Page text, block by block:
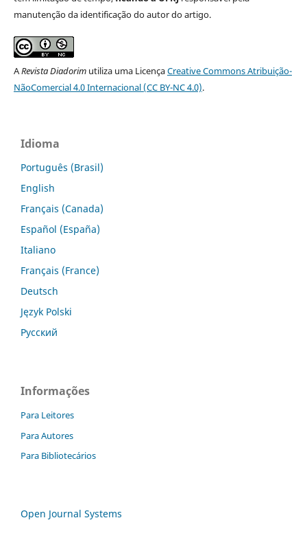
manutenção da identificação do autor do artigo.
ARevista Diadorimutiliza uma LicençaCreative Commons Atribuição-
NãoComercial 4.0 Internacional (CC BY-NC 4.0).
Idioma
Português (Brasil)
English
Français (Canada)
Español (España)
Italiano
Français (France)
Deutsch
Język Polski
Русский
Informações
Para Leitores
Para Autores
Para Bibliotecários
Open Journal Systems